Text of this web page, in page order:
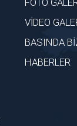
FOTO
VİDEO
BASINDA
HABERLER